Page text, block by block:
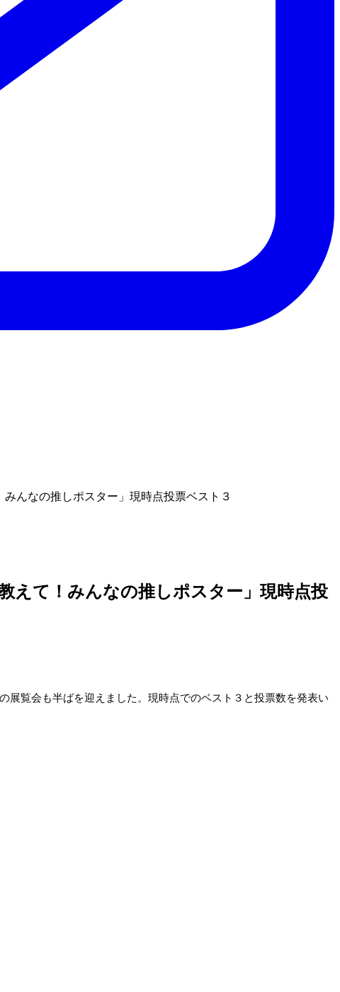
んなの推しポスター」現時点投票ベスト３
えて！みんなの推しポスター」現時点投
覧会も半ばを迎えました。現時点でのベスト３と投票数を発表い